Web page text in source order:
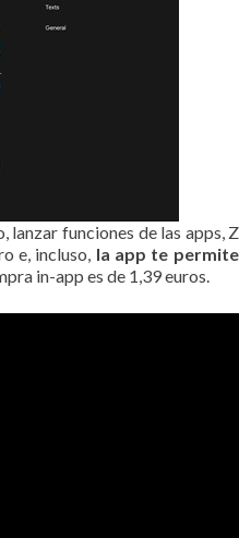
lanzar funciones de las
e, incluso, la app te
in-app es de 1,39 euros.